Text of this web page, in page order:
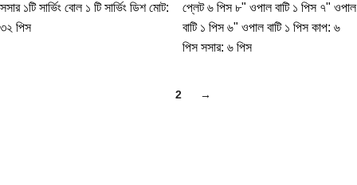
সসার ১টি সার্ভিং বোল ১ টি সার্ভিং ডিশ মোট:
৩২ পিস
প্লেট ৬ পিস ৮" ওপাল বাটি ১ পিস ৭" ওপাল
বাটি ১ পিস ৬" ওপাল বাটি ১ পিস কাপ: ৬
পিস সসার: ৬ পিস
2 →